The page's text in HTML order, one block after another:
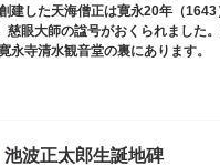
建した天海僧正は寛永20年（
慈眼大師の諡号がおくられました
永寺清水観音堂の裏にあります。
池波正太郎生誕地碑